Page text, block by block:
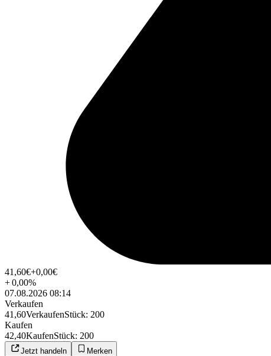
41,60€+0,00€
+0,00%
07.08.2026 08:14
Verkaufen
41,60VerkaufenStück: 200
Kaufen
42,40KaufenStück: 200
Jetzt handeln Merken